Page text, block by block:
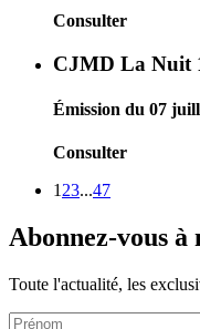
Consulter
CJMD La Nuit
Émission du 07
Consulter
1 23...47
Abonnez-vous
Toute l'actualité, les